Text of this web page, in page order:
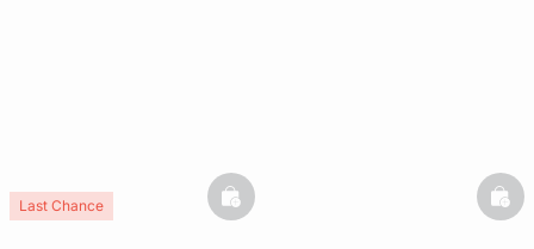
Last Chance basketfull